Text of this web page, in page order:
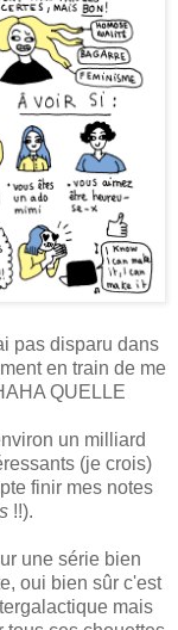
pas disparu dans
en train de me
QUELLE
un milliard
(je crois)
finir mes notes
!!).
une série bien
oui bien sûr c'est
mais